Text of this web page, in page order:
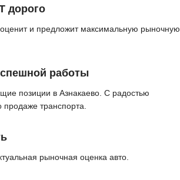
дорого
и предложит максимальную рыночную
работы
позиции в Азнакаево. С радостью
продаже транспорта.
рыночная оценка авто.